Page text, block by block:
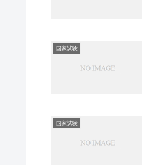
国家試験
国家試験